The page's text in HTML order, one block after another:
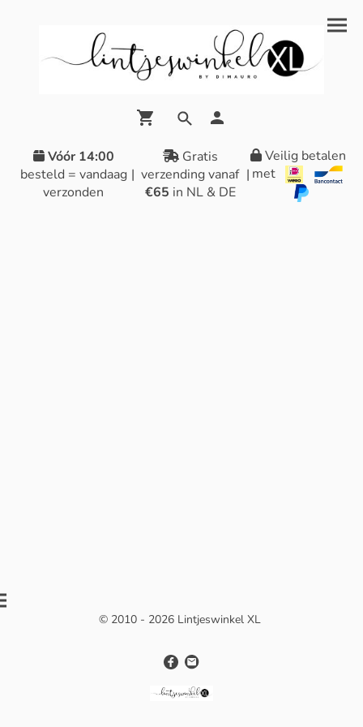
Vóór 14:00
besteld = vandaag
verzonden
|
Gratis
verzending vanaf
€65 in NL & DE
|
Veilig betalen
met
© 2010 - 2026 Lintjeswinkel XL